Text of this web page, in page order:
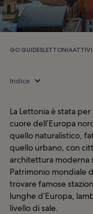
GO GUIDESLETTONIA
Indice
La Lettonia è stata
cuore dell’Europa
quello naturalistico,
quello urbano, con
architettura moderna
Patrimonio mondiale
trovare famose
lunghe d’Europa,
livello di sale.